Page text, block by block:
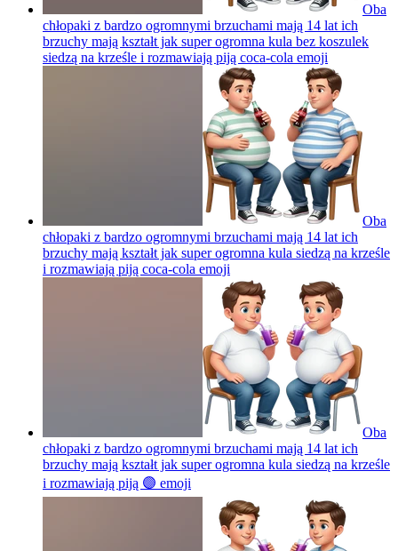
Oba
chłopaki z bardzo ogromnymi brzuchami mają 14 lat ich
brzuchy mają kształt jak super ogromna kula bez koszulek
siedzą na krześle i rozmawiają piją coca-cola emoji
Oba
chłopaki z bardzo ogromnymi brzuchami mają 14 lat ich
brzuchy mają kształt jak super ogromna kula siedzą na krześle
i rozmawiają piją coca-cola emoji
Oba
chłopaki z bardzo ogromnymi brzuchami mają 14 lat ich
brzuchy mają kształt jak super ogromna kula siedzą na krześle
i rozmawiają piją 🟣 emoji